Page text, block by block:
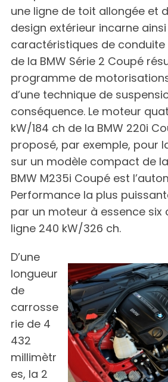
une ligne de toit allongée et
design extérieur incarne ainsi
caractéristiques de
de la BMW Série 2 Coupé
programme de
d’une technique de
conséquence. Le moteur
kW/184 ch de la BMW 220i
proposé, par exemple, pour
sur un modèle compact de
BMW M235i Coupé est
Performance la plus
par un moteur à essence six
ligne 240 kW/326 ch.
D’une
longueur
de
carrosse
rie de 4
432
millimètr
es, la 2